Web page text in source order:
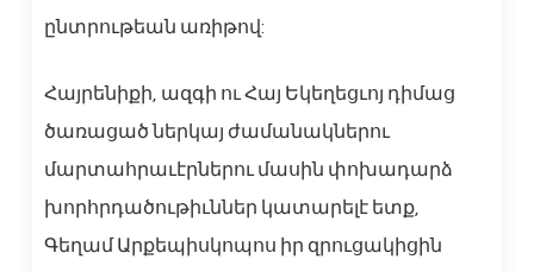
ընտրութեան առիթով:
Հայրենիքի, ազգի ու Հայ Եկեղեցւոյ դիմաց
ծառացած ներկայ ժամանակներու
մարտահրաւէրներու մասին փոխադարձ
խորհրդածութիւններ կատարելէ ետք,
Գեղամ Արքեպիսկոպոս իր զրուցակիցին